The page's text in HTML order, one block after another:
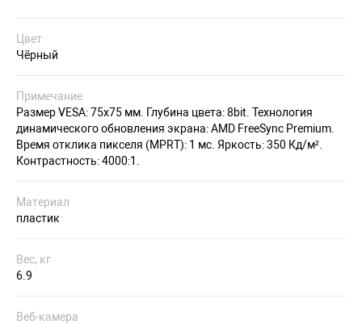
Цвет
Чёрный
Примечание
Размер VESA: 75х75 мм. Глубина цвета: 8bit. Технология
динамического обновления экрана: AMD FreeSync Premium.
Время отклика пикселя (MPRT): 1 мс. Яркость: 350 Кд/м².
Контрастность: 4000:1.
Материал
пластик
Вес, кг
6.9
Веб-камера